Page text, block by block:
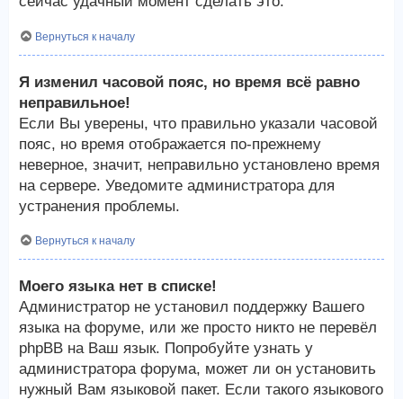
Вернуться к началу
Я изменил часовой пояс, но время всё равно
неправильное!
Если Вы уверены, что правильно указали часовой
пояс, но время отображается по-прежнему
неверное, значит, неправильно установлено время
на сервере. Уведомите администратора для
устранения проблемы.
Вернуться к началу
Моего языка нет в списке!
Администратор не установил поддержку Вашего
языка на форуме, или же просто никто не перевёл
phpBB на Ваш язык. Попробуйте узнать у
администратора форума, может ли он установить
нужный Вам языковой пакет. Если такого языкового